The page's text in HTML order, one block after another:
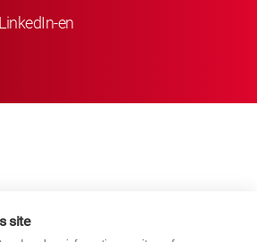
en
site